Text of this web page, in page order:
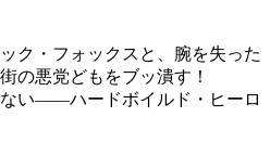
ク・フォックスと、腕を失った
の悪党どもをブッ潰す！
い――ハードボイルド・ヒーロ